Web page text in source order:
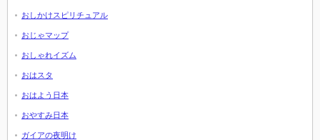
おしかけスピリチュアル
おじゃマップ
おしゃれイズム
おはスタ
おはよう日本
おやすみ日本
ガイアの夜明け